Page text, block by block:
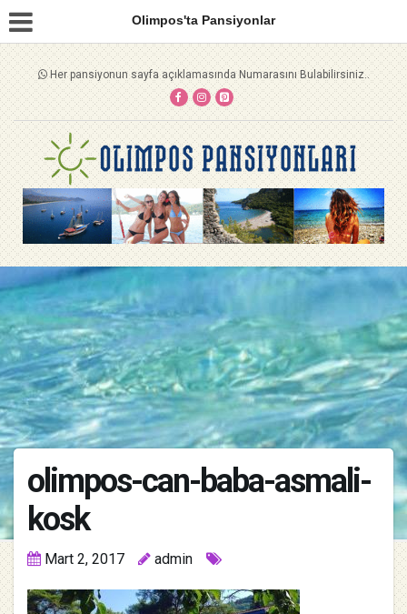
Olimpos'ta Pansiyonlar
Her pansiyonun sayfa açıklamasında Numarasını Bulabilirsiniz..
olimpos-can-baba-asmali-
kosk
Mart 2, 2017 admin